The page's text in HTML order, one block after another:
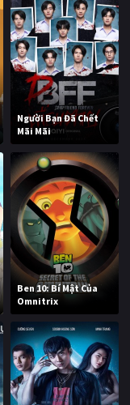
Người Bạn Đã Chết
Mãi Mãi
Ben 10: Bí Mật Của
Omnitrix